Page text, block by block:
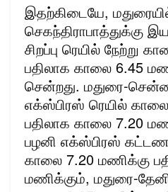
இதற்கிடையே,
செகந்திராபாத்துக்கு
சிறப்பு ரெயில் நேற்று
பதிலாக காலை 6.45
சென்றது. மதுரை-
எக்ஸ்பிரஸ் ரெயில்
பதிலாக காலை 7.20
பழனி எக்ஸ்பிரஸ்
காலை 7.20 மணிக்கு
மணிக்கும், மதுரை-தேனி